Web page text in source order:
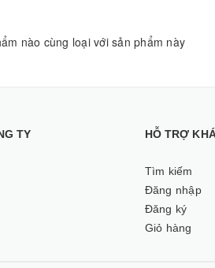
nào cùng loại với sản phẩm này
TY HỖ TRỢ
Tìm kiếm
Đăng nhập
Đăng ký
Giỏ hàng